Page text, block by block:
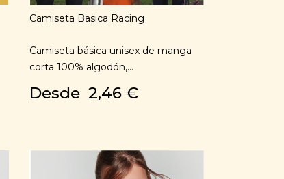
Camiseta Basica Racing
Camiseta básica unisex de manga
corta 100% algodón,...
Desde 2,46 €